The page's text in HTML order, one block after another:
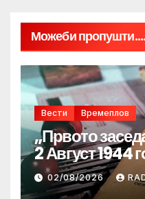
Можеби пропушти....
Вести Времеплов
„Првото
2 Август 1944
02/08/2026